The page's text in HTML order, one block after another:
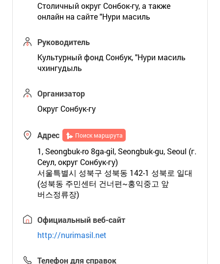
Столичный округ Сонбок-гу, а также
онлайн на сайте "Нури масиль
Руководитель
Культурный фонд Сонбук, "Нури масиль
чхингудыль
Организатор
Округ Сонбук-гу
Адрес Поиск маршрута
1, Seongbuk-ro 8ga-gil, Seongbuk-gu, Seoul (г.
Сеул, округ Сонбук-гу)
서울특별시 성북구 성북동 142-1 성북로 일대
(성북동 주민센터 건너편~홍익중고 앞
버스정류장)
Официальный веб-сайт
http://nurimasil.net
Телефон для справок